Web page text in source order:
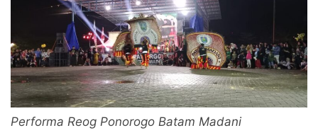
Performa Reog Ponorogo Batam Madani